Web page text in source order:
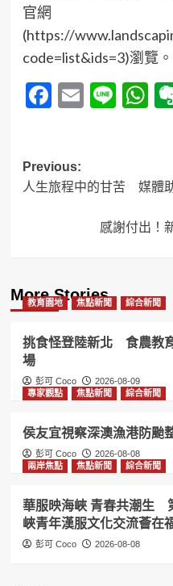
官網
(https://
code=list&ids=3)瀏覽。
Facebook
Email
Line
Post
navigation
Previous:
人生旅程中的甘苦 媒體
感謝付出！
More Stories
教育園地 焦點新聞 綜合新聞
挑食怪登陸新北 食農教
場
彭可 Coco
2026-08-09
專家觀點
焦點新聞 綜合新聞
侯友宜視察深澳漁港防
彭可 Coco
2026-08-08
兩岸焦點
焦點新聞 綜合新聞
華服映海峽 青春共潮生
峽青年漢服文化交流薈在
彭可 Coco 2026-08-08